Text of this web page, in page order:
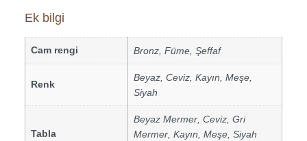
Ek bilgi
Cam rengi Bronz Füme Şeffaf
Renk
Beyaz Ceviz Kayın Meşe
Siyah
Tabla
Beyaz Mermer Ceviz Gri
Mermer Kayın Meşe Siyah